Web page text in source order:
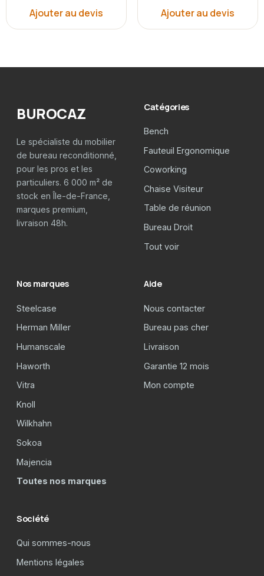
Ajouter au devis Ajouter au devis
BUROCAZ
Le spécialiste du mobilier
de bureau reconditionné,
pour les pros et les
particuliers. 6 000 m² de
stock en Île-de-France,
marques premium,
livraison 48h.
Catégories
Bench
Fauteuil Ergonomique
Coworking
Chaise Visiteur
Table de réunion
Bureau Droit
Tout voir
Nos marques
Steelcase
Herman Miller
Humanscale
Haworth
Vitra
Knoll
Wilkhahn
Sokoa
Majencia
Toutes nos marques
Aide
Nous contacter
Bureau pas cher
Livraison
Garantie 12 mois
Mon compte
Société
Qui sommes-nous
Mentions légales